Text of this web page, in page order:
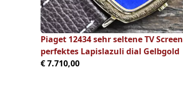
Piaget 12434 sehr seltene TV Screen
perfektes Lapislazuli dial Gelbgold
€ 7.710,00